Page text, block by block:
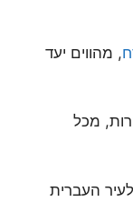
, מהווים יעד
מכל
ונחשבת לעיר העברית